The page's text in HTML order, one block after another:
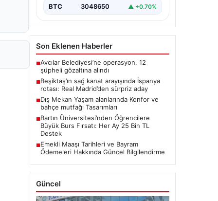
BTC 3048650 ▲ +0.70%
Son Eklenen Haberler
■Avcılar Belediyesi’ne operasyon. 12
şüpheli gözaltına alındı
■Beşiktaş’ın sağ kanat arayışında İspanya
rotası: Real Madrid’den sürpriz aday
■Dış Mekan Yaşam alanlarında Konfor ve
bahçe mutfağı Tasarımları
■Bartın Üniversitesi’nden Öğrencilere
Büyük Burs Fırsatı: Her Ay 25 Bin TL
Destek
■Emekli Maaşı Tarihleri ve Bayram
Ödemeleri Hakkında Güncel Bilgilendirme
Güncel